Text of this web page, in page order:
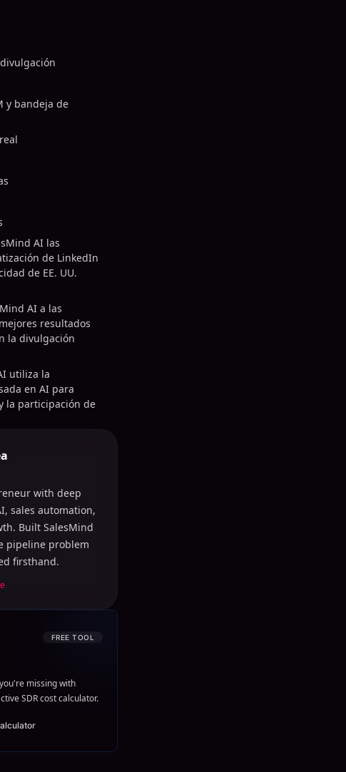
y bandeja de
AI las
de LinkedIn
de EE. UU.
AI a las
resultados
la divulgación
utiliza la
en AI para
la participación de
with deep
sales automation,
Built SalesMind
pipeline problem
firsthand.
FREE TOOL
missing with
SDR cost calculator.